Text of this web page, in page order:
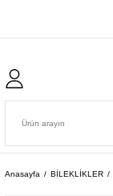
Anasayfa BİLEKLİKLER